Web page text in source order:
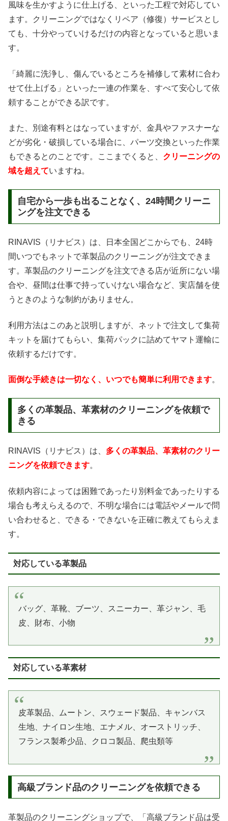
風味を生かすように仕上げる、といった工程で対応してい
ます。クリーニングではなくリペア（修復）サービスとし
ても、十分やっていけるだけの内容となっていると思いま
す。
「綺麗に洗浄し、傷んでいるところを補修して素材に合わ
せて仕上げる」といった一連の作業を、すべて安心して依
頼することができる訳です。
また、別途有料とはなっていますが、金具やファスナーな
どが劣化・破損している場合に、パーツ交換といった作業
もできるとのことです。ここまでくると、 クリーニングの
域を超えていますね。
自宅から一歩も出ることなく、24時間クリーニ
ングを注文できる
RINAVIS（リナビス）は、日本全国どこからでも、24時
間いつでもネットで革製品のクリーニングが注文できま
す。革製品のクリーニングを注文できる店が近所にない場
合や、昼間は仕事で持っていけない場合など、実店舗を使
うときのような制約がありません。
利用方法はこのあと説明しますが、ネットで注文して集荷
キットを届けてもらい、集荷パックに詰めてヤマト運輸に
依頼するだけです。
面倒な手続きは一切なく、いつでも簡単に利用できます。
多くの革製品、革素材のクリーニングを依頼で
きる
RINAVIS（リナビス）は、 多くの革製品、革素材のクリー
ニングを依頼できます。
依頼内容によっては困難であったり別料金であったりする
場合も考えらえるので、不明な場合には電話やメールで問
い合わせると、できる・できないを正確に教えてもらえま
す。
対応している革製品
バッグ、革靴、ブーツ、スニーカー、革ジャン、毛
皮、財布、小物
対応している革素材
皮革製品、ムートン、スウェード製品、キャンバス
生地、ナイロン生地、エナメル、オーストリッチ、
フランス製希少品、クロコ製品、爬虫類等
高級ブランド品のクリーニングを依頼できる
革製品のクリーニングショップで、「高級ブランド品は受